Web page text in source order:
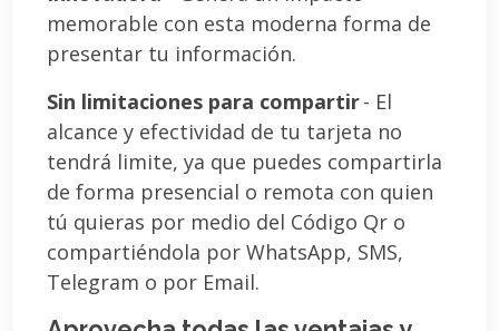
memorable con esta moderna forma de
presentar tu información.
Sin limitaciones para compartir- El
alcance y efectividad de tu tarjeta no
tendrá limite, ya que puedes compartirla
de forma presencial o remota con quien
tú quieras por medio del Código Qr o
compartiéndola por WhatsApp, SMS,
Telegram o por Email.